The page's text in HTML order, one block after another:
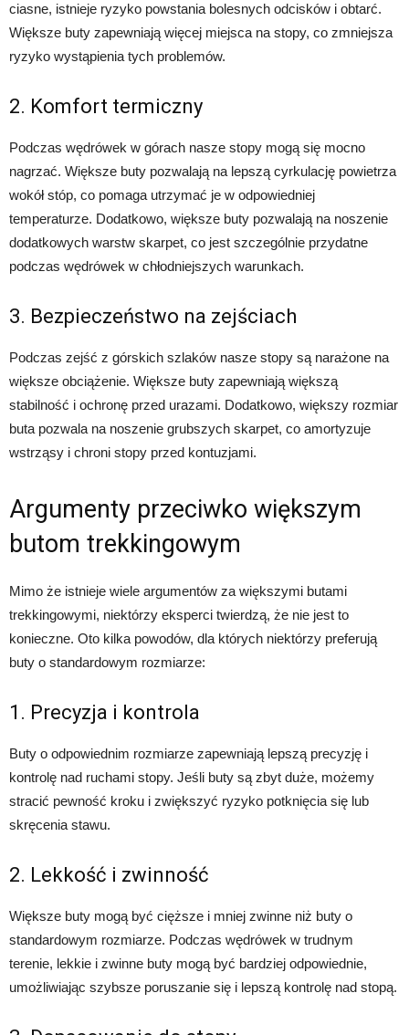
ciasne, istnieje ryzyko powstania bolesnych odcisków i obtarć.
Większe buty zapewniają więcej miejsca na stopy, co zmniejsza
ryzyko wystąpienia tych problemów.
2. Komfort termiczny
Podczas wędrówek w górach nasze stopy mogą się mocno
nagrzać. Większe buty pozwalają na lepszą cyrkulację powietrza
wokół stóp, co pomaga utrzymać je w odpowiedniej
temperaturze. Dodatkowo, większe buty pozwalają na noszenie
dodatkowych warstw skarpet, co jest szczególnie przydatne
podczas wędrówek w chłodniejszych warunkach.
3. Bezpieczeństwo na zejściach
Podczas zejść z górskich szlaków nasze stopy są narażone na
większe obciążenie. Większe buty zapewniają większą
stabilność i ochronę przed urazami. Dodatkowo, większy rozmiar
buta pozwala na noszenie grubszych skarpet, co amortyzuje
wstrząsy i chroni stopy przed kontuzjami.
Argumenty przeciwko większym
butom trekkingowym
Mimo że istnieje wiele argumentów za większymi butami
trekkingowymi, niektórzy eksperci twierdzą, że nie jest to
konieczne. Oto kilka powodów, dla których niektórzy preferują
buty o standardowym rozmiarze:
1. Precyzja i kontrola
Buty o odpowiednim rozmiarze zapewniają lepszą precyzję i
kontrolę nad ruchami stopy. Jeśli buty są zbyt duże, możemy
stracić pewność kroku i zwiększyć ryzyko potknięcia się lub
skręcenia stawu.
2. Lekkość i zwinność
Większe buty mogą być cięższe i mniej zwinne niż buty o
standardowym rozmiarze. Podczas wędrówek w trudnym
terenie, lekkie i zwinne buty mogą być bardziej odpowiednie,
umożliwiając szybsze poruszanie się i lepszą kontrolę nad stopą.